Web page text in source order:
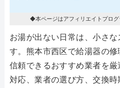
◆本ページはアフィリエイトプログ
お湯が出ない日常は、小さ
す。熊本市西区で給湯器の修
信頼できるおすすめ業者を
対応、業者の選び方、交換